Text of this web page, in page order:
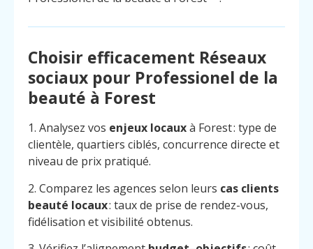
Choisir efficacement Réseaux
sociaux pour Professionel de la
beauté à Forest
1. Analysez vos enjeux locauxà Forest : type de
clientèle, quartiers ciblés, concurrence directe et
niveau de prix pratiqué.
2. Comparez les agences selon leurs cas clients
beauté locaux: taux de prise de rendez-vous,
fidélisation et visibilité obtenus.